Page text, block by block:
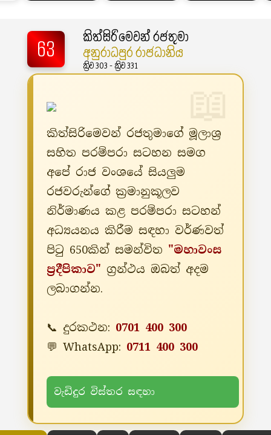
63
කිත්සිරිමෙවන් රජතුමා
අනුරාධපුර රාජධානිය
ක්‍රිව 303 - ක්‍රිව 331
කිත්සිරිමෙවන් රජතුමාගේ මූලාශ්‍ර
සහිත පරම්පරා සටහන සමග
අපේ රාජ වංශයේ සියලුම
රජවරුන්ගේ ක්‍රමානුකූලව
නිර්මාණය කළ පරම්පරා සටහන්
අධ්‍යයනය කිරීම සඳහා වර්ණවත්
පිටු 650කින් සමන්විත "මහාවංස
ප්‍රදීපිකාව" ග්‍රන්ථය ඔබත් අදම
ලබාගන්න.
📞 දුරකථන: 0701 400 300
💬 WhatsApp: 0711 400 300
වැඩිදුර විස්තර සඳහා